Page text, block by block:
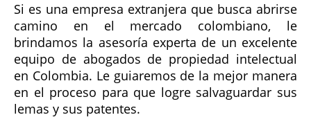
Si es una empresa extranjera que busca abrirse
camino en el mercado colombiano, le
brindamos la asesoría experta de un excelente
equipo de abogados de propiedad intelectual
en Colombia. Le guiaremos de la mejor manera
en el proceso para que logre salvaguardar sus
lemas y sus patentes.